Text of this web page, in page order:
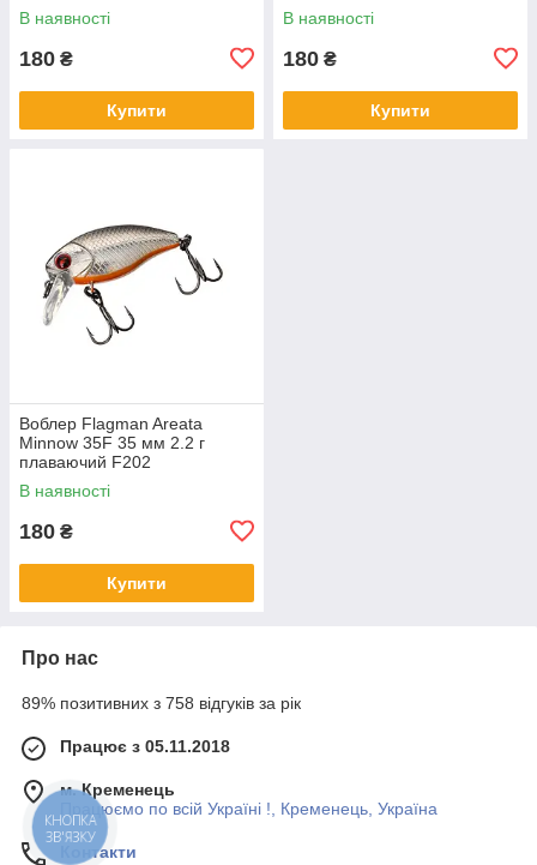
В наявності
180 ₴
Купити
В наявності
180 ₴
Купити
Воблер Flagman Areata
Minnow 35F 35 мм 2.2 г
плаваючий F202
В наявності
180 ₴
Купити
Про нас
89% позитивних з 758 відгуків за рік
Працює з 05.11.2018
м. Кременець
Працюємо по всій Україні !, Кременець, Україна
Контакти
КНОПКА
ЗВ'ЯЗКУ